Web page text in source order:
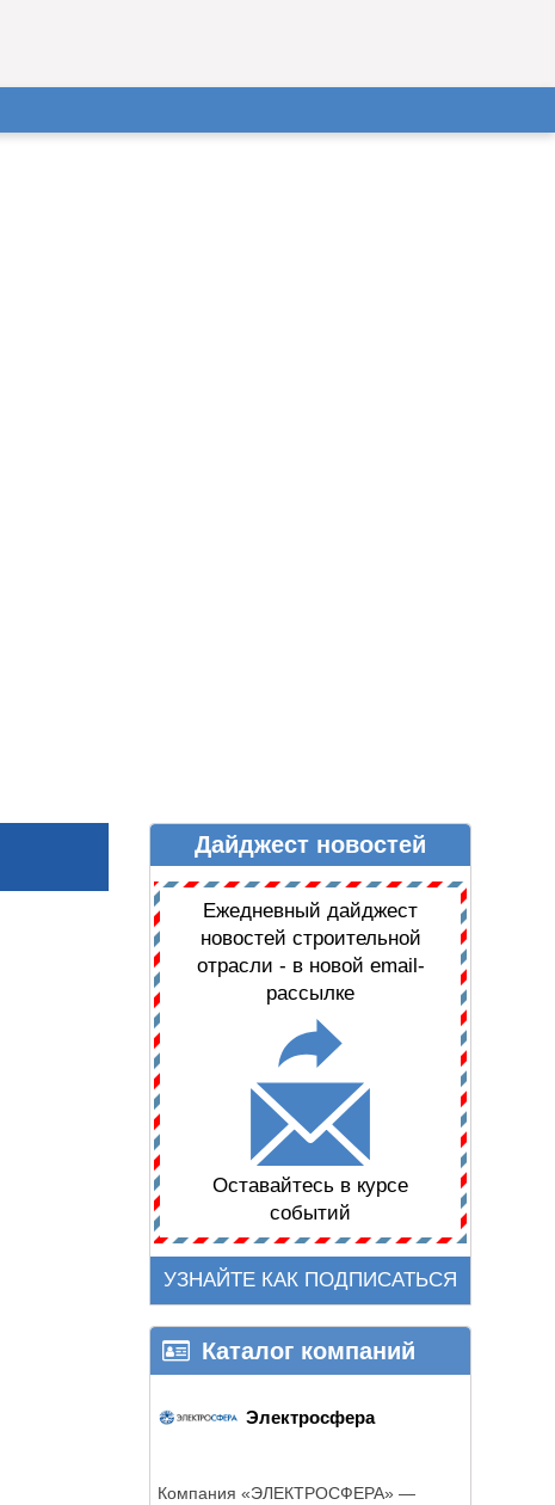
ДАЙДЖЕСТ НОВОСТЕЙДайджест новостей
Ежедневный дайджест
новостей строительной
отрасли - в новой email-
рассылке
Оставайтесь в курсе
событий
УЗНАЙТЕ КАК ПОДПИСАТЬСЯ
Каталог компаний
Электросфера
Компания «ЭЛЕКТРОСФЕРА» —